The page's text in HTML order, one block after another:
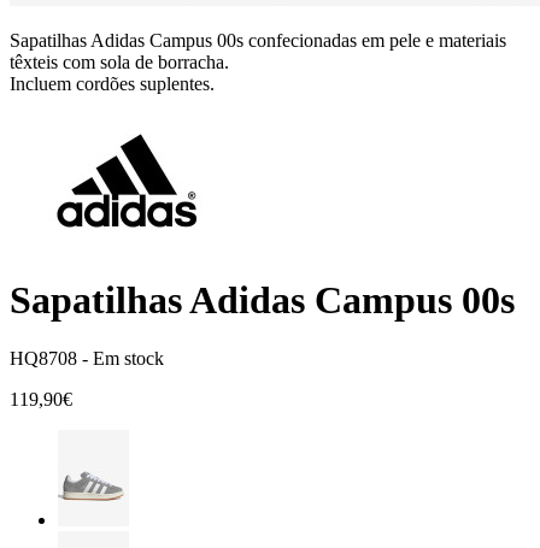
Sapatilhas Adidas Campus 00s confecionadas em pele e materiais
têxteis com sola de borracha.
Incluem cordões suplentes.
Sapatilhas Adidas Campus 00s
HQ8708 - Em stock
119,90€